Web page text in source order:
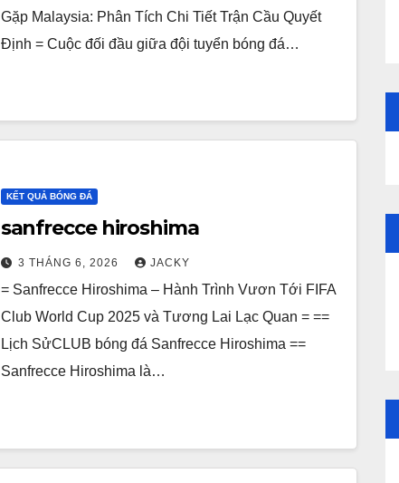
Gặp Malaysia: Phân Tích Chi Tiết Trận Cầu Quyết
Định = Cuộc đối đầu giữa đội tuyển bóng đá…
KẾT QUẢ BÓNG ĐÁ
sanfrecce hiroshima
3 THÁNG 6, 2026 JACKY
= Sanfrecce Hiroshima – Hành Trình Vươn Tới FIFA
Club World Cup 2025 và Tương Lai Lạc Quan = ==
Lịch SửCLUB bóng đá Sanfrecce Hiroshima ==
Sanfrecce Hiroshima là…